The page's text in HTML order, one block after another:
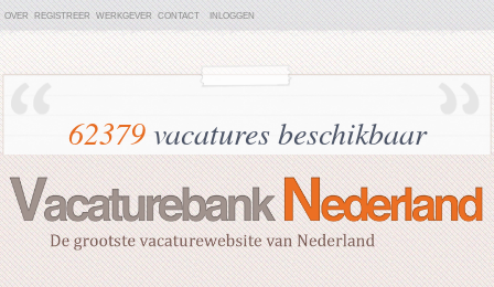
OVER REGISTREER WERKGEVER CONTACT INLOGGEN
62379vacatures beschikbaar